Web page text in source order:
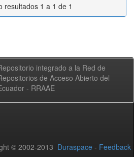
resultados 1 a 1 de 1
integrado a la Red de
de Acceso Abierto del
- RRAAE
© 2002-2013 Duraspace - Feedback